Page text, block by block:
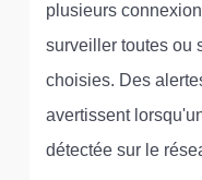
plusieurs
surveiller toutes ou
choisies. Des
avertissent
détectée sur le